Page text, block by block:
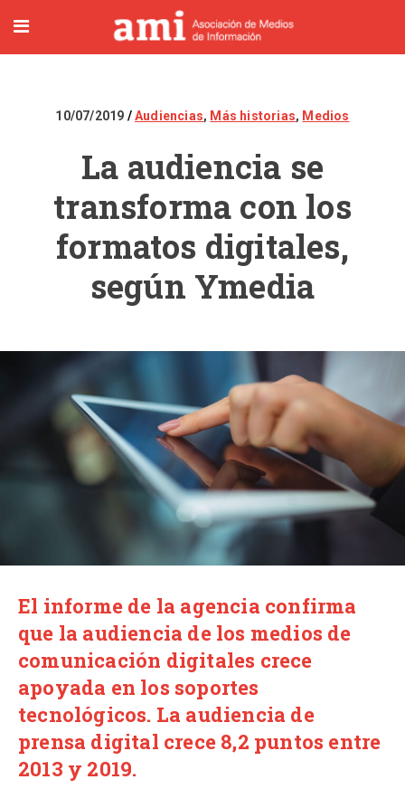
10/07/2019 Audiencias, Más historias, Medios
La audiencia se
transforma con los
formatos digitales,
según Ymedia
El informe de la agencia confirma
que la audiencia de los medios de
comunicación digitales crece
apoyada en los soportes
tecnológicos. La audiencia de
prensa digital crece 8,2 puntos entre
2013 y 2019.